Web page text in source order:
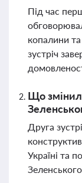
Під час
копалини
зустріч
Що
Друга
Україні та